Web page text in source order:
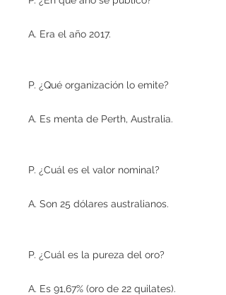
A. Era el año 2017.
P. ¿Qué organización lo emite?
A. Es menta de Perth, Australia.
P. ¿Cuál es el valor nominal?
A. Son 25 dólares australianos.
P. ¿Cuál es la pureza del oro?
A. Es 91,67% (oro de 22 quilates).